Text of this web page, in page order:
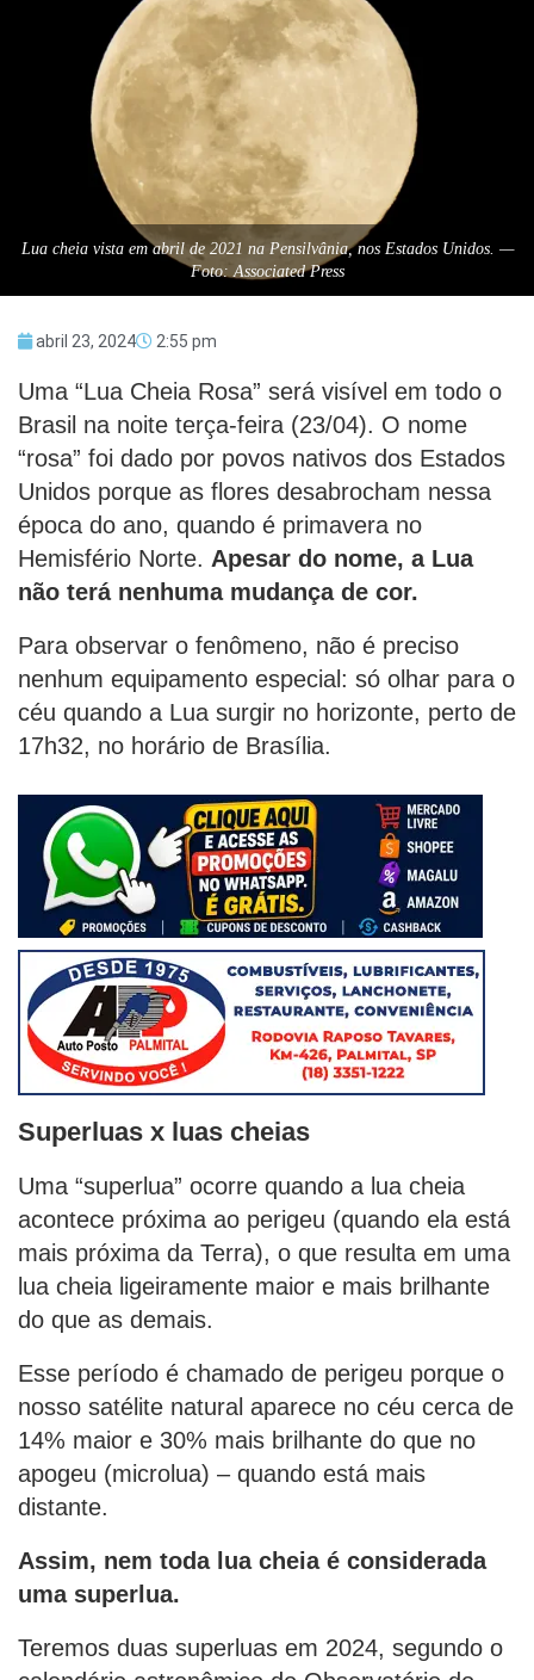
Lua cheia vista em abril de 2021 na Pensilvânia, nos Estados Unidos. —
Foto: Associated Press
abril 23, 2024 2:55 pm
Uma “Lua Cheia Rosa” será visível em todo o
Brasil na noite terça-feira (23/04). O nome
“rosa” foi dado por povos nativos dos Estados
Unidos porque as flores desabrocham nessa
época do ano, quando é primavera no
Hemisfério Norte. Apesar do nome, a Lua
não terá nenhuma mudança de cor.
Para observar o fenômeno, não é preciso
nenhum equipamento especial: só olhar para o
céu quando a Lua surgir no horizonte, perto de
17h32, no horário de Brasília.
Superluas x luas cheias
Uma “superlua” ocorre quando a lua cheia
acontece próxima ao perigeu (quando ela está
mais próxima da Terra), o que resulta em uma
lua cheia ligeiramente maior e mais brilhante
do que as demais.
Esse período é chamado de perigeu porque o
nosso satélite natural aparece no céu cerca de
14% maior e 30% mais brilhante do que no
apogeu (microlua) – quando está mais
distante.
Assim, nem toda lua cheia é considerada
uma superlua.
Teremos duas superluas em 2024, segundo o